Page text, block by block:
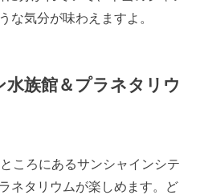
な気分が味わえますよ。
族館＆プラネタリウ
ころにあるサンシャインシテ
ネタリウムが楽しめます。ど